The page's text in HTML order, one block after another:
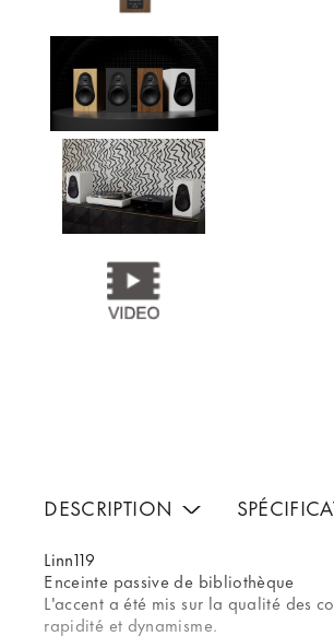
DESCRIPTION
Linn119
Enceinte passive de bibliothèque
L'accent a été mis sur la qualité des
rapidité et dynamisme.